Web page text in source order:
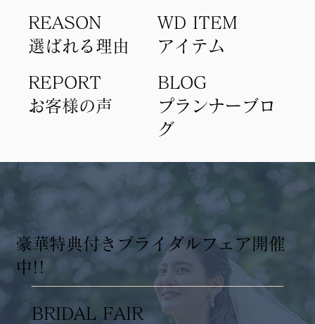
​豪華特典付きブライダルフェア開催
中!!
BRIDAL FAIR
​プランナーブロ
グ
BLOG
REPORT
​お客様の声
アイテム​
WD ITEM
選ばれる理由
REASON